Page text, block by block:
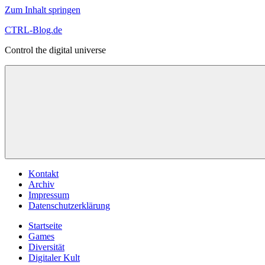
Zum Inhalt springen
CTRL-Blog.de
Control the digital universe
Kontakt
Archiv
Impressum
Datenschutzerklärung
Startseite
Games
Diversität
Digitaler Kult